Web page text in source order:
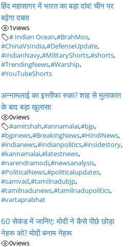
हिंद महासागर में भारत का बड़ा दांव! चीन पर
बढ़ेगा दबाव
1views
# Indian Ocean,#BrahMos,
#ChinaVsIndia,#DefenseUpdate,
#IndianNavy,#MilitaryShorts,#shorts,
#TrendingNews,#Warship,
#YouTubeShorts
अन्नामलाई का इस्तीफा रुका? शाह से मुलाकात
के बाद बड़ा खुलासा
0views
#amitshah,#annamalai,#bjp,
#bjpnews,#BreakingNews,#HindiNews,
#indianews,#indianpolitics,#insidestory,
#kannamalai,#latestnews,
#narendramodi,#newsanalysis,
#PoliticalNews,#politicalupdates,
#samvad,#tamilnadubjp,
#tamilnadunews,#tamilnadupolitics,
#vartaprabhat
60 सेकंड में जानिए: मोदी ने कैसे पीछे छोड़ा
नेहरू को? मोदी बनाम नेहरू
0views